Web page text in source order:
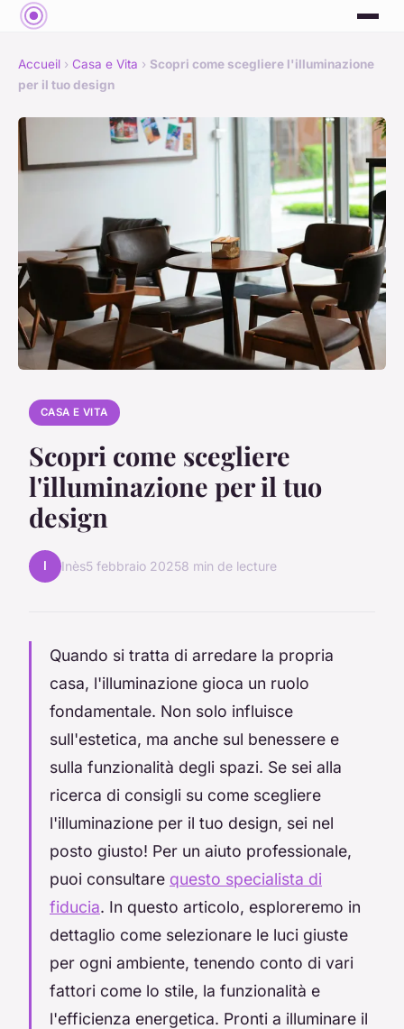
Accueil › Casa e Vita › Scopri come scegliere l'illuminazione
per il tuo design
CASA E VITA
Scopri come scegliere
l'illuminazione per il tuo
design
I Inès5 febbraio 20258 min de lecture
Quando si tratta di arredare la propria
casa, l'illuminazione gioca un ruolo
fondamentale. Non solo influisce
sull'estetica, ma anche sul benessere e
sulla funzionalità degli spazi. Se sei alla
ricerca di consigli su come scegliere
l'illuminazione per il tuo design, sei nel
posto giusto! Per un aiuto professionale,
puoi consultare questo specialista di
fiducia. In questo articolo, esploreremo in
dettaglio come selezionare le luci giuste
per ogni ambiente, tenendo conto di vari
fattori come lo stile, la funzionalità e
l'efficienza energetica. Pronti a illuminare il